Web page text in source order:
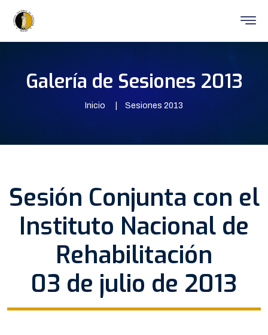
Galería de Sesiones 2013
Inicio Sesiones 2013
Sesión Conjunta con el
Instituto Nacional de
Rehabilitación
03 de julio de 2013